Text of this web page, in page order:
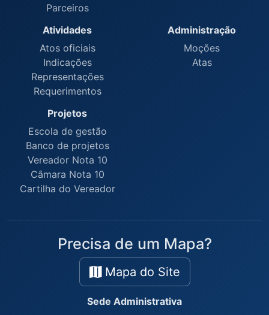
Parceiros
Atividades
Atos oficiais
Indicações
Representações
Requerimentos
Administração
Moções
Atas
Projetos
Escola de gestão
Banco de projetos
Vereador Nota 10
Câmara Nota 10
Cartilha do Vereador
Precisa de um Mapa?
Mapa do Site
Sede Administrativa